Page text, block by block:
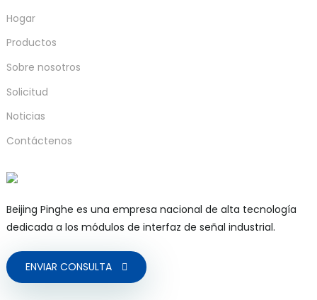
Hogar
Productos
Sobre nosotros
Solicitud
Noticias
Contáctenos
Beijing Pinghe es una empresa nacional de alta tecnología
dedicada a los módulos de interfaz de señal industrial.
ENVIAR CONSULTA